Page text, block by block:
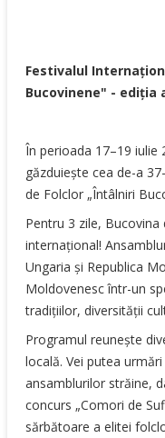
Festivalul
Bucovinene" - ediția
În perioada 17–19 iulie
găzduiește cea de-a
de Folclor „Întâlniri
Pentru 3 zile,
internațional!
Ungaria și Republica
Moldovenesc într-un
tradițiilor, diversității
Programul reunește
locală. Vei putea
ansamblurilor străine,
concurs „Comori de
sărbătoare a elitei